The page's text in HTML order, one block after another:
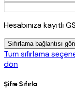
Hesabınıza kayıtlı
Sıfırlama bağlantısı
Tüm sıfırlama
dön
Şifre Sıfırla